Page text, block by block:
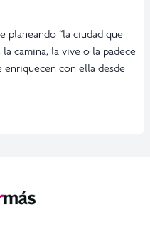
planeando “la ciudad que
camina, la vive o la padece
enriquecen con ella desde